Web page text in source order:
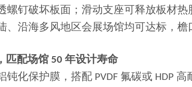
螺钉破坏板面；滑动支座可释放板材
、沿海多风地区会展场馆均可达标，
匹配场馆 50 年设计寿命
钝化保护膜，搭配 PVDF 氟碳或 HDP 高